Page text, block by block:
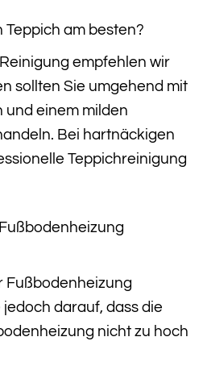
Teppich am besten?
empfehlen wir
sollten Sie umgehend mit
und einem milden
Bei hartnäckigen
Teppichreinigung
Fußbodenheizung
darauf, dass die
nicht zu hoch